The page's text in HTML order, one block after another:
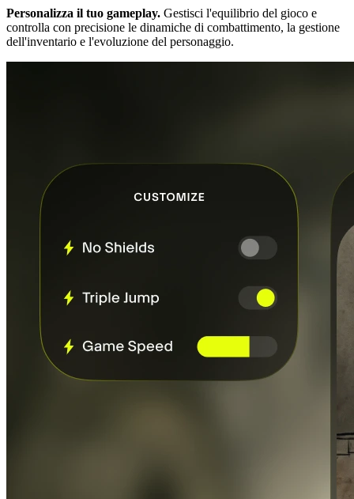
Personalizza il tuo gameplay. Gestisci l'equilibrio del gioco e
controlla con precisione le dinamiche di combattimento, la gestione
dell'inventario e l'evoluzione del personaggio.